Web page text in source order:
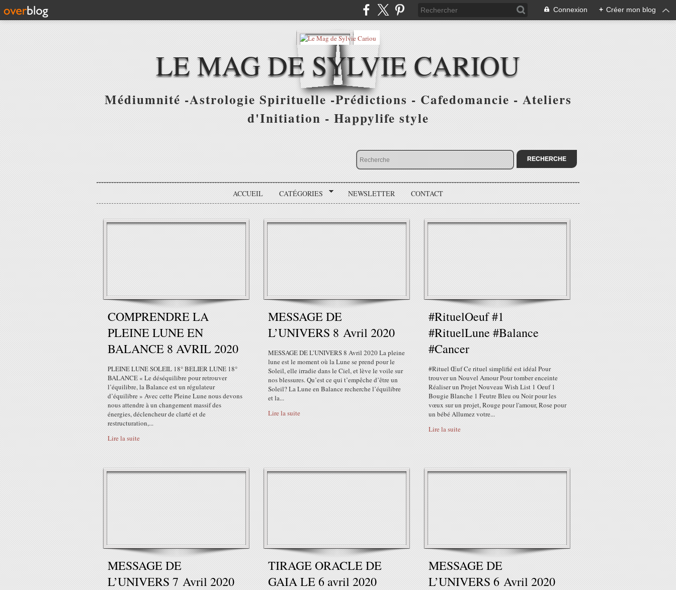
Connexion + Créer mon blog
LE MAG DE SYLVIE CARIOU
Médiumnité -Astrologie Spirituelle -Prédictions - Cafedomancie - Ateliers
d'Initiation - Happylife style
ACCUEIL CATÉGORIES NEWSLETTER CONTACT
COMPRENDRE LA
PLEINE LUNE EN
BALANCE 8 AVRIL 2020
PLEINE LUNE SOLEIL 18° BELIER LUNE 18°
BALANCE « Le déséquilibre pour retrouver
l’équilibre, la Balance est un régulateur
d’équilibre » Avec cette Pleine Lune nous devons
nous attendre à un changement massif des
énergies, déclencheur de clarté et de
restructuration,...
Lire la suite
MESSAGE DE
L’UNIVERS 8 Avril 2020
MESSAGE DE L’UNIVERS 8 Avril 2020 La pleine
lune est le moment où la Lune se prend pour le
Soleil, elle irradie dans le Ciel, et lève le voile sur
nos blessures. Qu’est ce qui t’empêche d’être un
Soleil? La Lune en Balance recherche l’équilibre
et la...
Lire la suite
#RituelOeuf #1
#RituelLune #Balance
#Cancer
#Rituel Œuf Ce rituel simplifié est idéal Pour
trouver un Nouvel Amour Pour tomber enceinte
Réaliser un Projet Nouveau Wish List 1 Oeuf 1
Bougie Blanche 1 Feutre Bleu ou Noir pour les
vœux sur un projet, Rouge pour l'amour, Rose pour
un bébé Allumez votre...
Lire la suite
MESSAGE DE
L’UNIVERS 7 Avril 2020
TIRAGE ORACLE DE
GAIA LE 6 avril 2020
MESSAGE DE
L’UNIVERS 6 Avril 2020